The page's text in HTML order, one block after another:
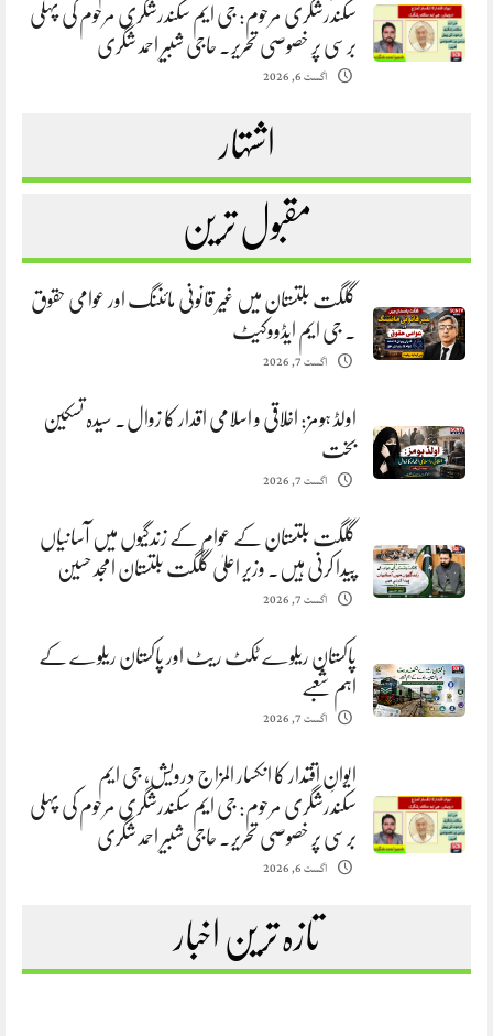
سکندرشگری مرحوم: جی ایم سکندرشگری مرحوم کی پہلی
برسی پر خصوصی تحریر. حاجی شبیر احمد شگری
اگست 6, 2026
اشتہار
مقبول ترین
گلگت بلتستان میں غیر قانونی مائننگ اور عوامی حقوق
. جی ایم ایڈووکیٹ
اگست 7, 2026
اولڈ ہومز: اخلاقی و اسلامی اقدار کا زوال. سیدہ تسکین
بخت
اگست 7, 2026
گلگت بلتستان کے عوام کے زندگیوں میں آسانیاں
پیدا کرنی ہیں. وزیر اعلیٰ گلگت بلتستان امجد حسین
اگست 7, 2026
پاکستان ریلوے ٹکٹ ریٹ اور پاکستان ریلوے کے
اہم شعبے
اگست 7, 2026
ایوانِ اقتدار کا انکسار المزاج درویش، جی ایم
سکندرشگری مرحوم: جی ایم سکندرشگری مرحوم کی پہلی
برسی پر خصوصی تحریر. حاجی شبیر احمد شگری
اگست 6, 2026
تازہ ترین اخبار